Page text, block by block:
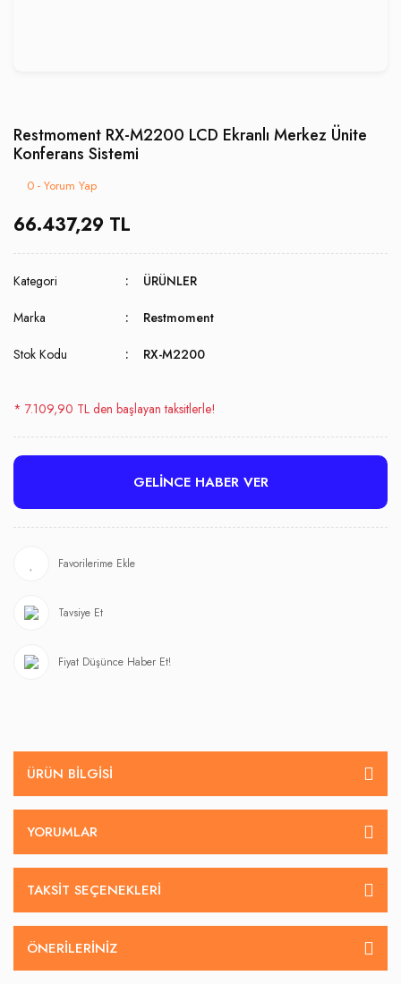
Restmoment RX-M2200 LCD Ekranlı Merkez Ünite
Konferans Sistemi
0 - Yorum Yap
66.437,29 TL
Kategori ÜRÜNLER
Marka Restmoment
Stok Kodu RX-M2200
* 7.109,90 TL den başlayan taksitlerle!
GELİNCE HABER VER
Tavsiye Et
Fiyat Düşünce Haber Et!
ÜRÜN BILGISI
YORUMLAR
TAKSIT SEÇENEKLERI
ÖNERILERINIZ